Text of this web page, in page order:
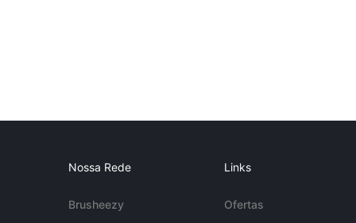
Nossa Rede
Brusheezy
Links
Ofertas